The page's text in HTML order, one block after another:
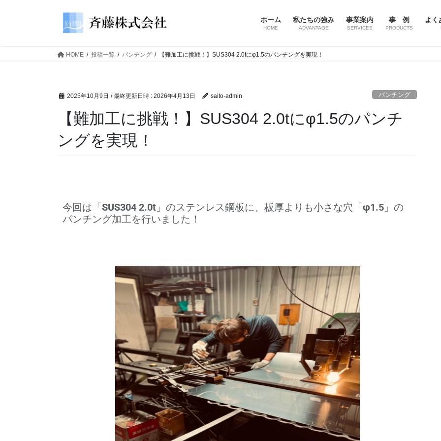
ホーム
HOME
私たちの強み
ADVANTAGE
事業案内
SERVICES
事 例
PRODUCTS
よく
HOME 投稿一覧 パンチング 【難加工に挑戦！】SUS304 2.0tにφ1.5のパンチングを実現！
2025年10月9日 / 最終更新日時 : 2026年4月13日 saito-admin パンチング
【難加工に挑戦！】SUS304 2.0tにφ1.5のパンチ
ングを実現！
今回は「SUS304 2.0t 」のステンレス鋼板に、板厚よりも小さな穴「φ1.5 」の
パンチング加工を行いました！